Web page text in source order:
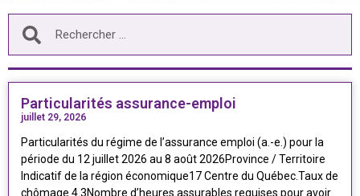
Particularités assurance-emploi
juillet 29, 2026
Particularités du régime de l’assurance emploi (a.-e.) pour la
période du 12 juillet 2026 au 8 août 2026Province / Territoire
Indicatif de la région économique17 Centre du Québec.Taux de
chômage 4.3Nombre d’heures assurables requises pour avoir